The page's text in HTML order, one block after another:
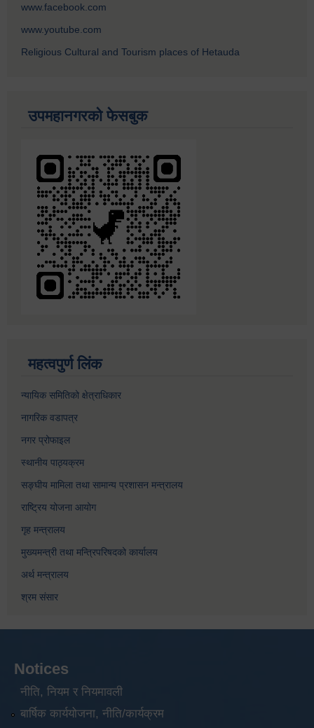
www.facebook.com
www.youtube.com
Religious Cultural and Tourism places of Hetauda
उपमहानगरको फेसबुक
महत्वपुर्ण लिंक
न्यायिक समितिको क्षेत्राधिकार
नागरिक वडापत्र
नगर प्रोफाइल
स्थानीय पाठ्यक्रम
सङ्घीय मामिला तथा सामान्य प्रशासन मन्त्रालय
राष्ट्रिय योजना आयोग
गृह मन्त्रालय
मुख्यमन्त्री तथा मन्त्रिपरिषदको कार्यालय
अर्थ मन्त्रालय
श्रम संसार
Notices
नीति, नियम र नियमावली
बार्षिक कार्ययोजना, नीति/कार्यक्रम